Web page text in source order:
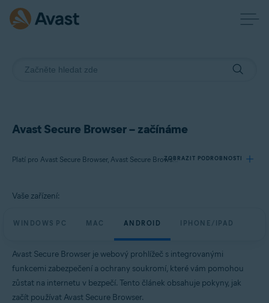
Avast Secure Browser – začínáme
Platí pro Avast Secure Browser, Avast Secure Browser PRO
ZOBRAZIT PODROBNOSTI
Avast Secure Browser
Operační systémy:
Windows, macOS, Android a iOS
Vaše zařízení:
WINDOWS PC MAC ANDROID IPHONE/IPAD
Avast Secure Browser je webový prohlížeč s integrovanými
funkcemi zabezpečení a ochrany soukromí, které vám pomohou
zůstat na internetu v bezpečí. Tento článek obsahuje pokyny, jak
začít používat Avast Secure Browser.